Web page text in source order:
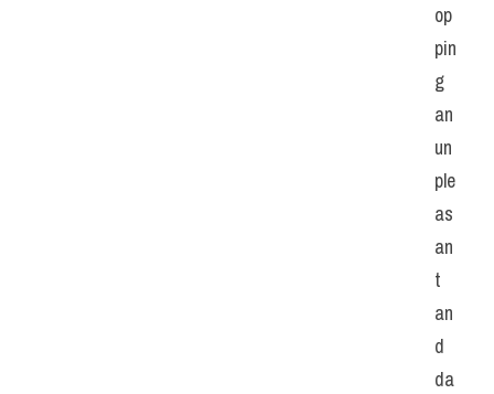
op
pin
g
an
un
ple
as
an
t
an
d
da